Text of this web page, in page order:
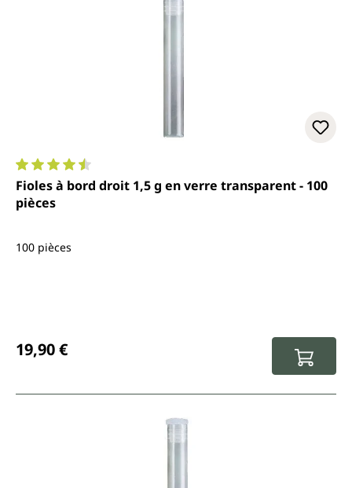
Note moyenne de 4.6 sur 5 étoiles
Fioles à bord droit 1,5 g en verre transparent - 100
pièces
100 pièces
19,90 €